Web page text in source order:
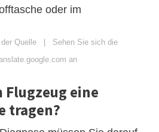
oder im
Quelle | Sehen Sie sich die
an
eine
tragen?